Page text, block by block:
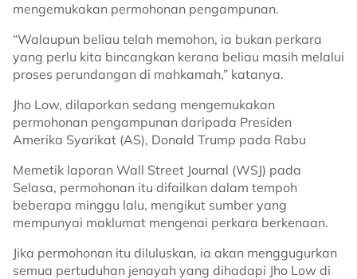
mengemukakan permohonan pengampunan.
“Walaupun beliau telah memohon, ia bukan perkara
yang perlu kita bincangkan kerana beliau masih melalui
proses perundangan di mahkamah,” katanya.
Jho Low, dilaporkan sedang mengemukakan
permohonan pengampunan daripada Presiden
Amerika Syarikat (AS), Donald Trump pada Rabu
Memetik laporan Wall Street Journal (WSJ) pada
Selasa, permohonan itu difailkan dalam tempoh
beberapa minggu lalu, mengikut sumber yang
mempunyai maklumat mengenai perkara berkenaan.
Jika permohonan itu diluluskan, ia akan menggugurkan
semua pertuduhan jenayah yang dihadapi Jho Low di